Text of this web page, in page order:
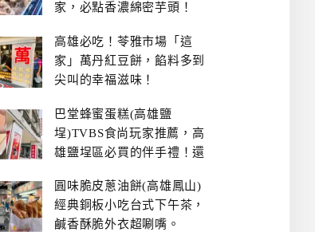
家，必點香濃綿密芋頭！
高雄必吃！苓雅市場「這
家」萬丹紅豆餅，餡料多到
尖叫的幸福滋味！
巴堂蜂蜜蛋糕(高雄鹽
埕)TVBS食尚玩家推薦，高
雄鹽埕區必買的伴手禮！還
圓味脆皮蔥油餅(高雄鳳山)
經典銅板小吃台式下午茶，
鹹香酥脆外衣超唰嘴。